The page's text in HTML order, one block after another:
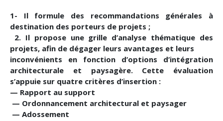
1- Il formule des recommandations générales à
destination des porteurs de projets ;
2. Il propose une grille d’analyse thématique des
projets, afin de dégager leurs avantages et leurs
inconvénients en fonction d’options d’intégration
architecturale et paysagère. Cette évaluation
s’appuie sur quatre critères d’insertion :
— Rapport au support
— Ordonnancement architectural et paysager
— Adossement